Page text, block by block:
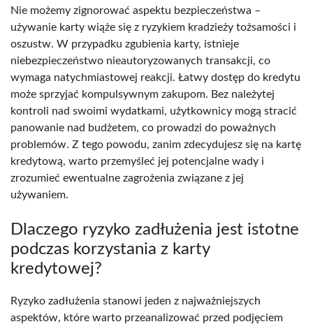
Nie możemy zignorować aspektu bezpieczeństwa –
używanie karty wiąże się z ryzykiem kradzieży tożsamości i
oszustw. W przypadku zgubienia karty, istnieje
niebezpieczeństwo nieautoryzowanych transakcji, co
wymaga natychmiastowej reakcji. Łatwy dostęp do kredytu
może sprzyjać kompulsywnym zakupom. Bez należytej
kontroli nad swoimi wydatkami, użytkownicy mogą stracić
panowanie nad budżetem, co prowadzi do poważnych
problemów. Z tego powodu, zanim zdecydujesz się na kartę
kredytową, warto przemyśleć jej potencjalne wady i
zrozumieć ewentualne zagrożenia związane z jej
używaniem.
Dlaczego ryzyko zadłużenia jest istotne
podczas korzystania z karty
kredytowej?
Ryzyko zadłużenia stanowi jeden z najważniejszych
aspektów, które warto przeanalizować przed podjęciem